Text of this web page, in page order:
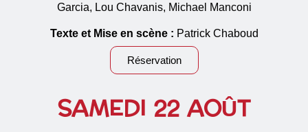
Garcia, Lou Chavanis, Michael Manconi
Texte et Mise en scène : Patrick Chaboud
Réservation
SAMEDI 22 AOÛT